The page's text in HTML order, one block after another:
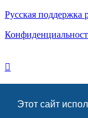
Этот сайт
Русская поддержка